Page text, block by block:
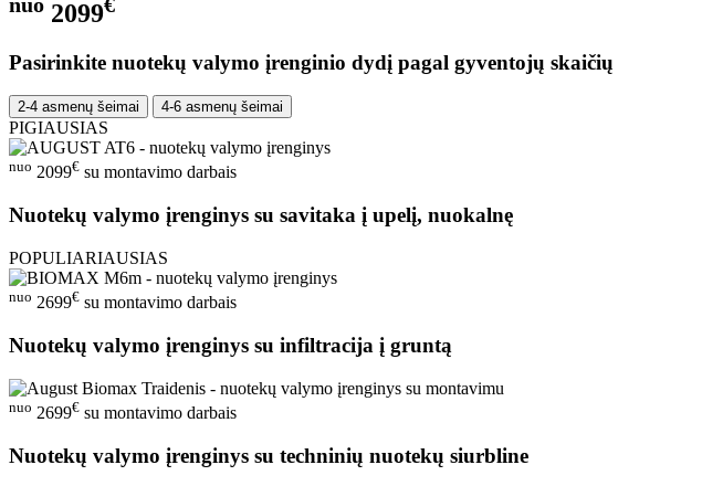
2099
Pasirinkite nuotekų valymo įrenginio dydį pagal gyventojų skaičių
2-4 asmenų šeimai 4-6 asmenų šeimai
PIGIAUSIAS
nuo 2099€ su montavimo darbais
Nuotekų valymo įrenginys su savitaka į upelį, nuokalnę
POPULIARIAUSIAS
nuo 2699€ su montavimo darbais
Nuotekų valymo įrenginys su infiltracija į gruntą
nuo 2699€ su montavimo darbais
Nuotekų valymo įrenginys su techninių nuotekų siurbline